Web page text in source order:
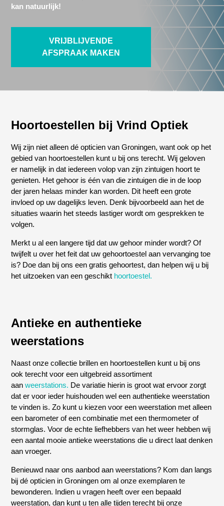
kan natuurlijk!
VRIJBLIJVENDE
AFSPRAAK MAKEN
Hoortoestellen bij Vrind Optiek
Wij zijn niet alleen dé opticien van Groningen, want ook op het
gebied van hoortoestellen kunt u bij ons terecht. Wij geloven
er namelijk in dat iedereen volop van zijn zintuigen hoort te
genieten. Het gehoor is één van die zintuigen die in de loop
der jaren helaas minder kan worden. Dit heeft een grote
invloed op uw dagelijks leven. Denk bijvoorbeeld aan het de
situaties waarin het steeds lastiger wordt om gesprekken te
volgen.
Merkt u al een langere tijd dat uw gehoor minder wordt? Of
twijfelt u over het feit dat uw gehoortoestel aan vervanging toe
is? Doe dan bij ons een gratis gehoortest, dan helpen wij u bij
het uitzoeken van een geschikt hoortoestel.
Antieke en authentieke
weerstations
Naast onze collectie brillen en hoortoestellen kunt u bij ons
ook terecht voor een uitgebreid assortiment
aanweerstations. De variatie hierin is groot wat ervoor zorgt
dat er voor ieder huishouden wel een authentieke weerstation
te vinden is. Zo kunt u kiezen voor een weerstation met alleen
een barometer of een combinatie met een thermometer of
stormglas. Voor de echte liefhebbers van het weer hebben wij
een aantal mooie antieke weerstations die u direct laat denken
aan vroeger.
Benieuwd naar ons aanbod aan weerstations? Kom dan langs
bij dé opticien in Groningen om al onze exemplaren te
bewonderen. Indien u vragen heeft over een bepaald
weerstation, dan kunt u ten alle tijden terecht bij onze